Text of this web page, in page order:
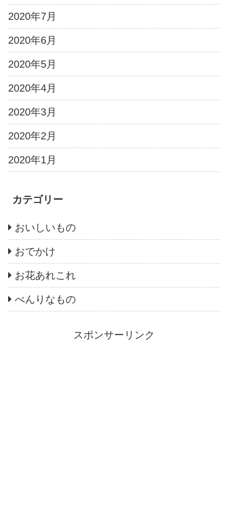
2020年7月
2020年6月
2020年5月
2020年4月
2020年3月
2020年2月
2020年1月
カテゴリー
おいしいもの
おでかけ
お花あれこれ
べんりなもの
スポンサーリンク